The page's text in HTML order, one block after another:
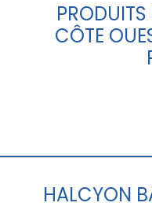
CÔTE
HALCYON